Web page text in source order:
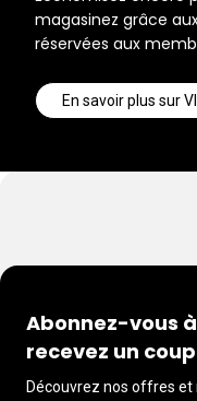
magasinez grâce
réservées aux
En savoir plus sur
Abonnez-vous
recevez un
Découvrez nos offres